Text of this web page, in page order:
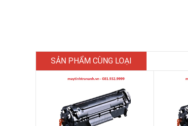
SẢN PHẨM CÙNG LOẠI